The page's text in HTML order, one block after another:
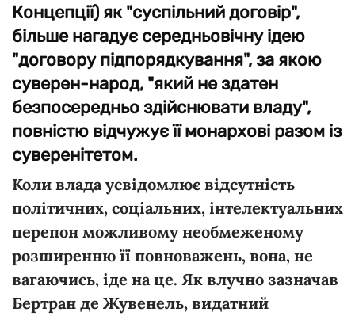
Концепції) як "суспільний договір",
більше нагадує середньовічну ідею
"договору підпорядкування", за якою
суверен-народ, "який не здатен
безпосередньо здійснювати владу",
повністю відчужує її монархові разом із
суверенітетом.
Коли влада усвідомлює відсутність
політичних, соціальних, інтелектуальних
перепон можливому необмеженому
розширенню її повноважень, вона, не
вагаючись, іде на це. Як влучно зазначав
Бертран де Жувенель, видатний